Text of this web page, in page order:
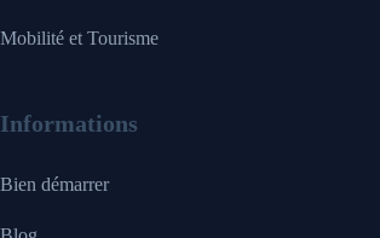
Mobilité et Tourisme
Informations
Bien démarrer